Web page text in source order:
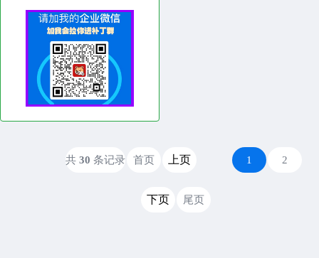
共 30 条记录 首页 上页 1 2
下页 尾页